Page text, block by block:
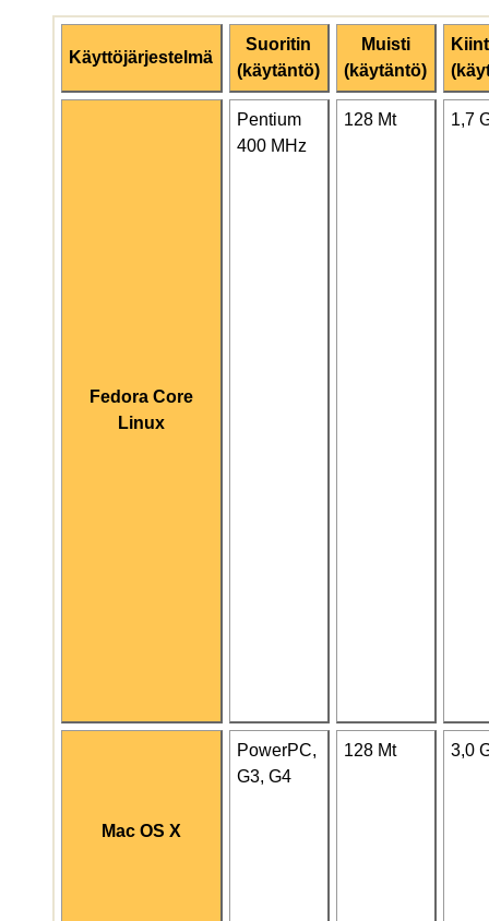
Käyttöjärjestelmä
Suoritin
(käytäntö)
Muisti
(käytäntö)
Fedora Core
Linux
Pentium
400 MHz
128 Mt 1,7
Mac OS X
PowerPC,
G3, G4
128 Mt 3,0